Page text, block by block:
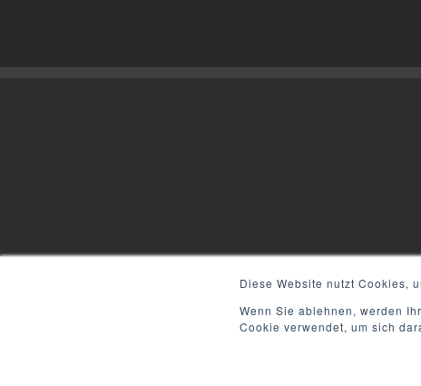
Diese Website nutzt Cookies,
Wenn Sie ablehnen, werden
Cookie verwendet, um sich